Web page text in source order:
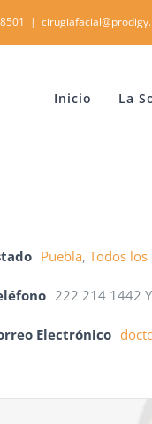
|
Inicio La
Puebla, Todos los
222 214 1442
Electrónico